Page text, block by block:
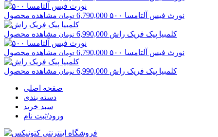
نورث فیس آلتامسا ۵۰۰ 6,790,000 تومان مشاهده محصول
کلمبیا پیک فریک راش 6,990,000 تومان مشاهده محصول
نورث فیس آلتامسا ۵۰۰ 6,790,000 تومان مشاهده محصول
کلمبیا پیک فریک راش 6,990,000 تومان مشاهده محصول
صفحه اصلی
دسته بندی
سبد خرید
ورود/ثبت نام